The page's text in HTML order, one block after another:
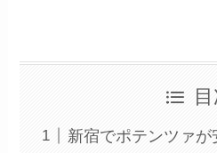
新宿でポテンツァ